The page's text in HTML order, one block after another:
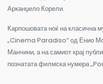
Арканџело Корели.
Карпошовата ноќ на класична
„Cinema Paradiso“ од Енио
Манчини, а на самиот крај
познатата филмска нумера